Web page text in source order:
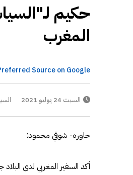
حكيم
المغرب
Source on Google
السبت 24 يوليو 2021
حاوره- شوقي محمود:
أكد السفير المغربي لدى